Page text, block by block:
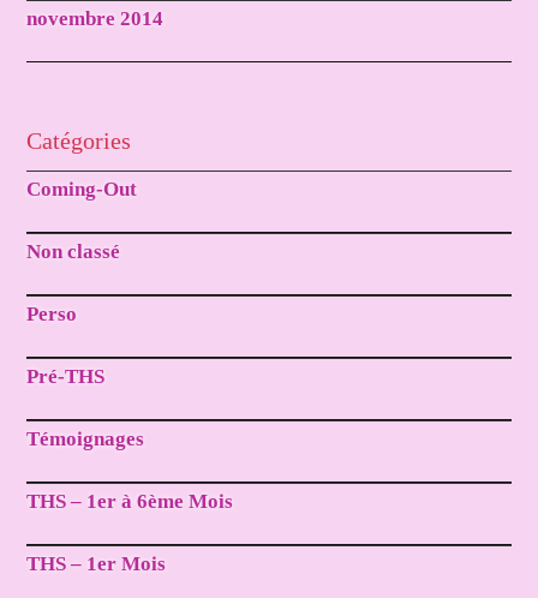
novembre 2014
Catégories
Coming-Out
Non classé
Perso
Pré-THS
Témoignages
THS – 1er à 6ème Mois
THS – 1er Mois